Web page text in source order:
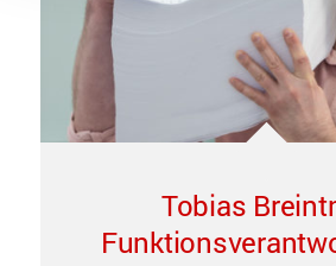
Tobias